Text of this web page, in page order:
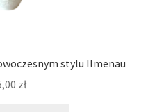
stylu Ilmenau
zł